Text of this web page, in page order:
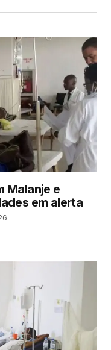
Malanje e
em alerta